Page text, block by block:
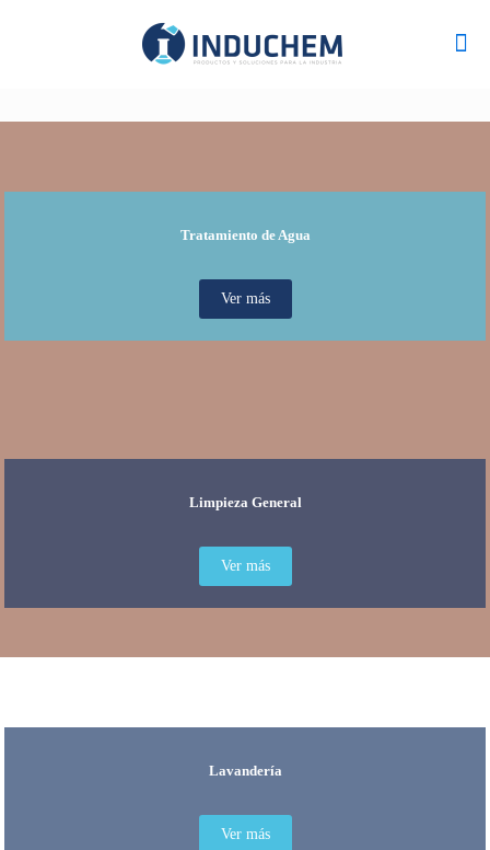
Tratamiento de Agua
Ver más
Limpieza General
Ver más
Lavandería
Ver más